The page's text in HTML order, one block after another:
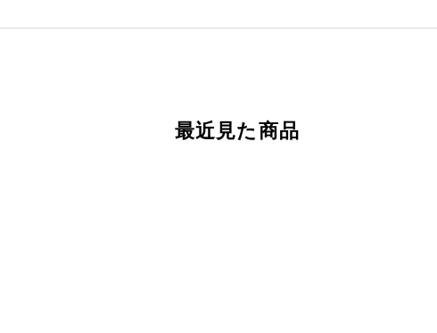
最近見た商品